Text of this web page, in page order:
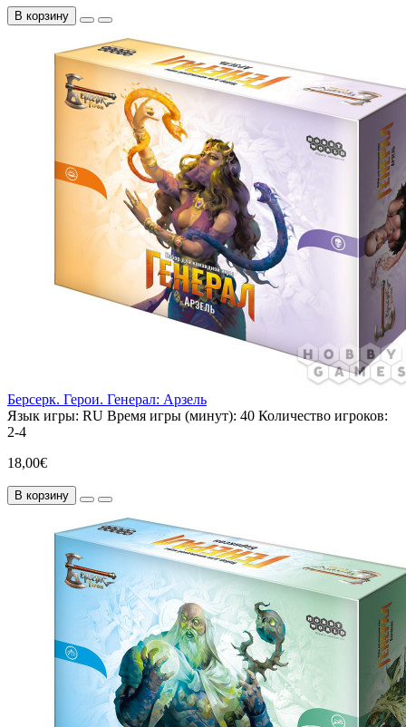
В корзину
Берсерк. Герои. Генерал: Арзель
Язык игры: RU Время игры (минут): 40 Количество игроков:
2-4
18,00€
В корзину